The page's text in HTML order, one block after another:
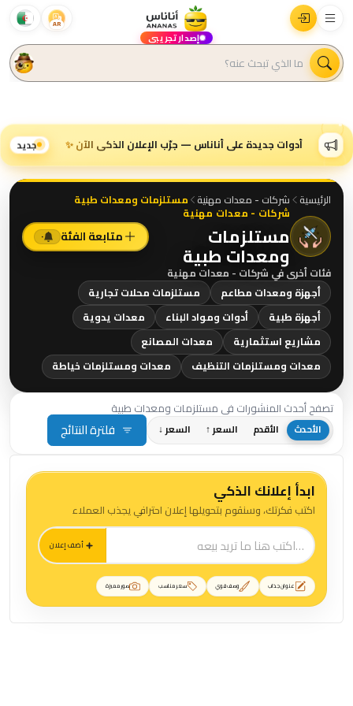
AR
إصدار تجريبي
أدوات جديدة على أناناس — جرّب الإعلان الذكي الآن ✨ جديد
الرئيسية شركات - معدات مهنية مستلزمات ومعدات طبية
شركات - معدات مهنية
مستلزمات
ومعدات طبية
متابعة الفئة ٠
فئات أخرى في شركات - معدات مهنية
أجهزة ومعدات مطاعم
مستلزمات محلات تجارية
أجهزة طبية
أدوات ومواد البناء
معدات يدوية
مشاريع استثمارية
معدات المصانع
معدات ومستلزمات التنظيف
معدات ومستلزمات خياطة
تصفح أحدث المنشورات في مستلزمات ومعدات طبية
الأحدث الأقدم السعر ↑ السعر ↓ فلترة النتائج
ابدأ إعلانك الذكي
اكتب فكرتك، وسنقوم بتحويلها إعلان احترافي يجذب العملاء
أضف إعلان
عنوان جذاب وصف قوي سعر مناسب صور مميزة